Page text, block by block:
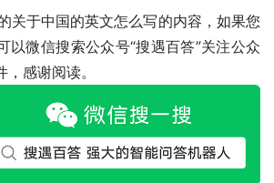
关于中国的英文怎么写的内容，如果您
以微信搜索公众号“搜遇百答”关注公众
感谢阅读。